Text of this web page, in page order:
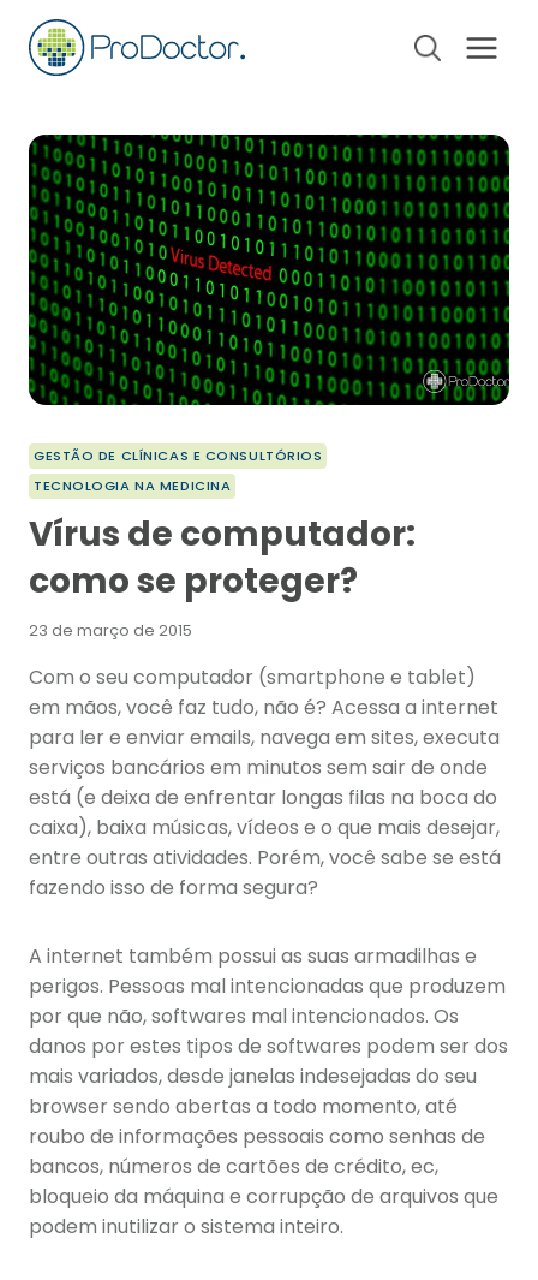
Pular
para
GESTÃO DE CLÍNICAS E CONSULTÓRIOS
TECNOLOGIA NA MEDICINA
Vírus de computador:
como se proteger?
23 de março de 2015
Com o seu computador (smartphone e tablet)
em mãos, você faz tudo, não é? Acessa a internet
para ler e enviar emails, navega em sites, executa
serviços bancários em minutos sem sair de onde
está (e deixa de enfrentar longas filas na boca do
caixa), baixa músicas, vídeos e o que mais desejar,
entre outras atividades. Porém, você sabe se está
fazendo isso de forma segura?
A internet também possui as suas armadilhas e
perigos. Pessoas mal intencionadas que produzem
por que não, softwares mal intencionados. Os
danos por estes tipos de softwares podem ser dos
mais variados, desde janelas indesejadas do seu
browser sendo abertas a todo momento, até
roubo de informações pessoais como senhas de
bancos, números de cartões de crédito, ec,
bloqueio da máquina e corrupção de arquivos que
podem inutilizar o sistema inteiro.